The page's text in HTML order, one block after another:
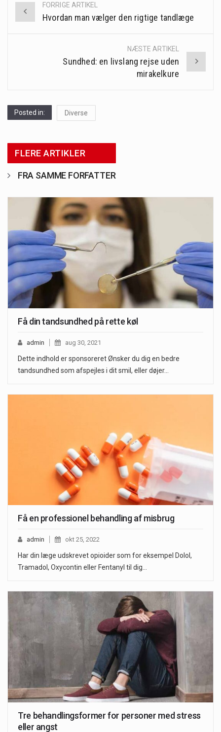
Post
FORRIGE ARTIKEL
Hvordan man vælger den rigtige tandlæge
NÆSTE ARTIKEL
Sundhed: en livslang rejse uden
mirakelkure
Posted in: Diverse
FLERE ARTIKLER
FRA SAMME FORFATTER
Få din tandsundhed på rette køl
admin aug 30, 2021
Dette indhold er sponsoreret Ønsker du dig en bedre
tandsundhed som afspejles i dit smil, eller døjer…
Få en professionel behandling af misbrug
admin okt 25, 2022
Har din læge udskrevet opioider som for eksempel Dolol,
Tramadol, Oxycontin eller Fentanyl til dig…
Tre behandlingsformer for personer med stress
eller angst